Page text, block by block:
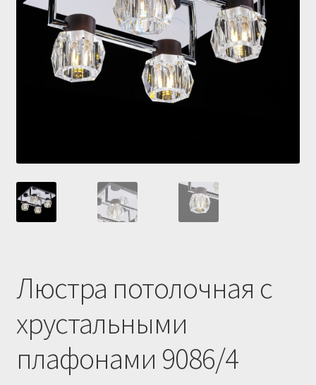
Купить люстру в Украине
Магазин
Мой аккаунт
Оформление заказа
Люстра потолочная с
хрустальными
плафонами 9086/4